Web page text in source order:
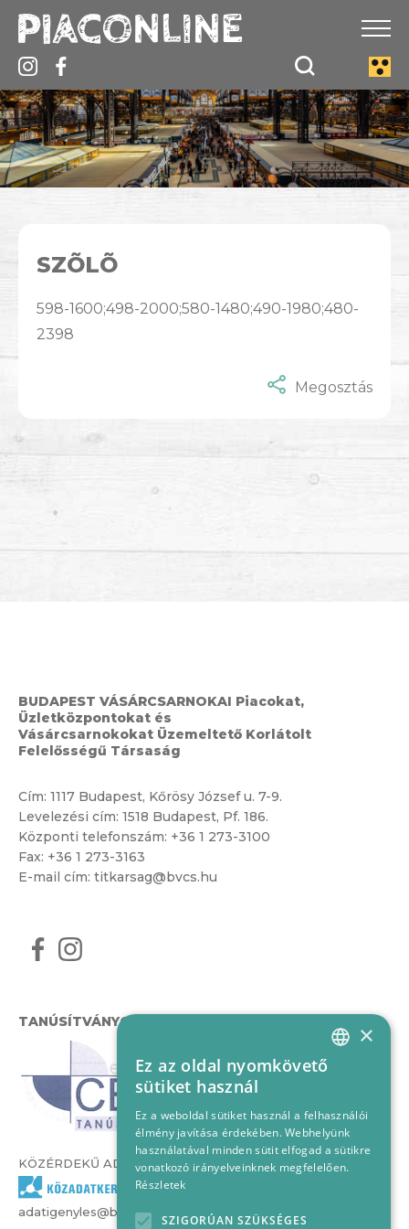
SZÕLÕ
598-1600;498-2000;580-1480;490-1980;480-
2398
Megosztás
BUDAPEST VÁSÁRCSARNOKAI Piacokat,
Üzletközpontokat és
Vásárcsarnokokat Üzemeltető Korlátolt
Felelősségű Társaság
Cím: 1117 Budapest, Kőrösy József u. 7-9.
Levelezési cím: 1518 Budapest, Pf. 186.
Központi telefonszám: +36 1 273-3100
Fax: +36 1 273-3163
E-mail cím: titkarsag@bvcs.hu
TANÚSÍTVÁNYOK
KÖZÉRDEKŰ ADATOK
adatigenyles@bvcs.hu
HUNGARIAN
×
Ez az oldal nyomkövető
sütiket használ
Ez a weboldal sütiket használ a felhasználói
élmény javítása érdekében. Webhelyünk
használatával minden sütit elfogad a sütikre
vonatkozó irányelveinknek megfelelően.
Részletek
SZIGORÚAN SZÜKSÉGES